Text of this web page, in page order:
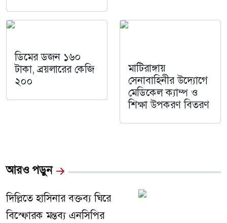
ডিমের ডজন ১৬০
টাকা, ব্রয়লারের কেজি
২০০
মাটিরাঙ্গায়
সেনাবাহিনীর উদ্যোগে
মেডিকেল ক্যাম্প ও
শিক্ষা উপকরণ বিতরণ
আরও পড়ুন
দিল্লিতে হাসিনার বক্তব্য ঘিরে
বিস্ফোরক মন্তব্য এনসিপির